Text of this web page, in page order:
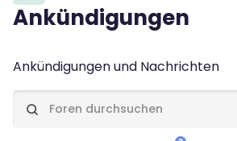
Ankündigungen
Blöcke
Abschlussbedingungen
Ankündigungen und Nachrichten
Foren durchsuchen